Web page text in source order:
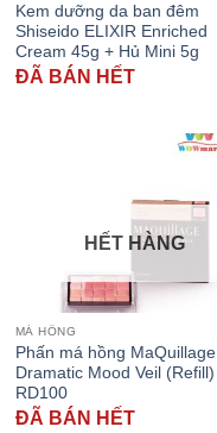
Kem dưỡng da ban đêm
Shiseido ELIXIR Enriched
Cream 45g + Hủ Mini 5g
ĐÃ BÁN HẾT
HẾT HÀNG
MÁ HỒNG
Phấn má hồng MaQuillage
Dramatic Mood Veil (Refill)
RD100
ĐÃ BÁN HẾT